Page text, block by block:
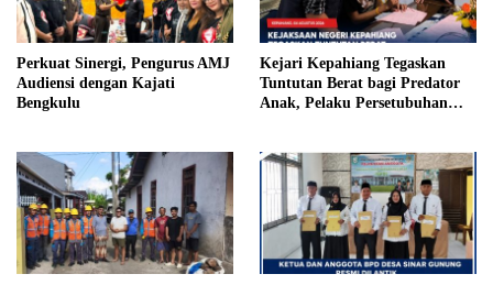
Perkuat Sinergi, Pengurus AMJ
Audiensi dengan Kajati
Bengkulu
Kejari Kepahiang Tegaskan
Tuntutan Berat bagi Predator
Anak, Pelaku Persetubuhan
Penjara